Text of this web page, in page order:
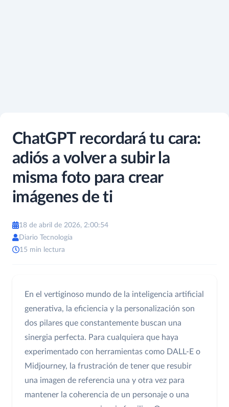
ChatGPT recordará tu cara:
adiós a volver a subir la
misma foto para crear
imágenes de ti
18 de abril de 2026, 2:00:54
Diario Tecnología
15 min lectura
En el vertiginoso mundo de la inteligencia artificial
generativa, la eficiencia y la personalización son
dos pilares que constantemente buscan una
sinergia perfecta. Para cualquiera que haya
experimentado con herramientas como DALL-E o
Midjourney, la frustración de tener que resubir
una imagen de referencia una y otra vez para
mantener la coherencia de un personaje o una